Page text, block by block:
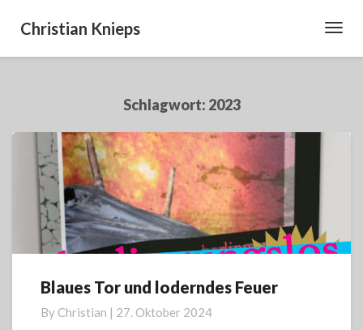
Christian Knieps
Schlagwort: 2023
Blaues
und
Blaues Tor und loderndes Feuer
By Christian | 27. Oktober 2024